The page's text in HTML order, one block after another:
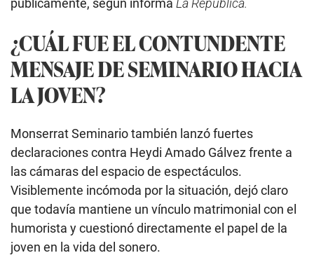
públicamente, según informa La República.
¿CUÁL FUE EL CONTUNDENTE
MENSAJE DE SEMINARIO HACIA
LA JOVEN?
Monserrat Seminario también lanzó fuertes
declaraciones contra Heydi Amado Gálvez frente a
las cámaras del espacio de espectáculos.
Visiblemente incómoda por la situación, dejó claro
que todavía mantiene un vínculo matrimonial con el
humorista y cuestionó directamente el papel de la
joven en la vida del sonero.